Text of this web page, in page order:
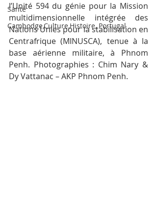
Santé
Cambodge,Culture,Histoire, Portugal
l’Unité 594 du génie pour la Mission
multidimensionnelle intégrée des
Nations Unies pour la stabilisation en
Centrafrique (MINUSCA), tenue à la
base aérienne militaire, à Phnom
Penh. Photographies : Chim Nary &
Dy Vattanac – AKP Phnom Penh.